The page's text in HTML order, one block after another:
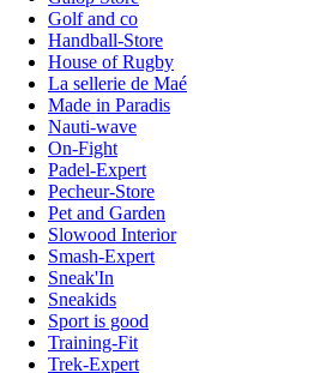
Golf and co
Handball-Store
House of Rugby
La sellerie de Maé
Made in Paradis
Nauti-wave
On-Fight
Padel-Expert
Pecheur-Store
Pet and Garden
Slowood Interior
Smash-Expert
Sneak'In
Sneakids
Sport is good
Training-Fit
Trek-Expert